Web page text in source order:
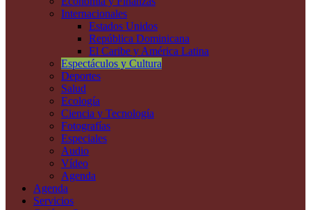
Internacionales
Estados Unidos
República Dominicana
El Caribe y América Latina
Espectáculos y Cultura
Deportes
Salud
Ecología
Ciencia y Tecnología
Fotografías
Especiales
Audio
Vídeo
Agenda
Agenda
Servicios